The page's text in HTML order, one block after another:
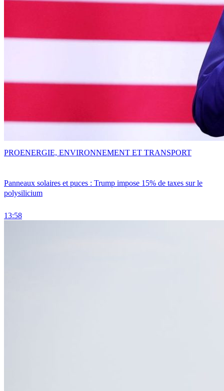
Panneaux solaires et puces : Trump impose 15% de taxes sur le
polysilicium
13:58
PROENERGIE, ENVIRONNEMENT ET TRANSPORT